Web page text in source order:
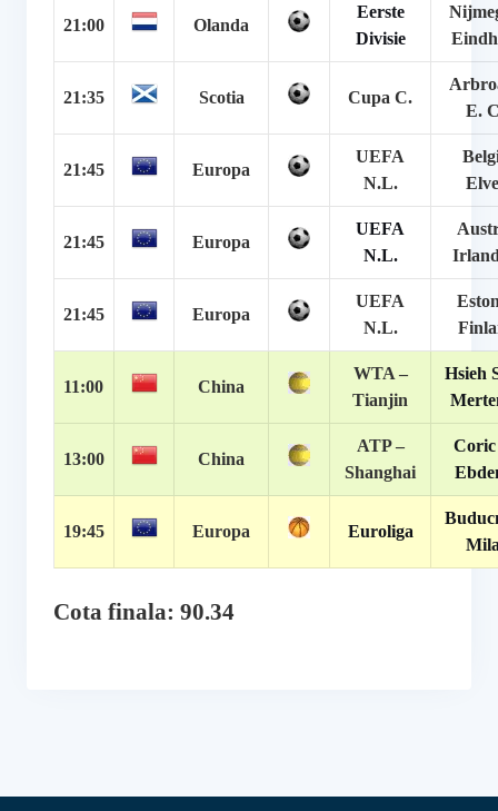
21:00 Olanda
Eerste
Divisie
21:35 Scotia Cupa C.
E.
21:45 Europa
UEFA
N.L.
21:45 Europa
UEFA
N.L.
21:45 Europa
UEFA
N.L.
11:00 China
WTA –
Tianjin
Hsieh
13:00 China
ATP –
Shanghai
Coric
19:45 Europa Euroliga
Cota finala: 90.34